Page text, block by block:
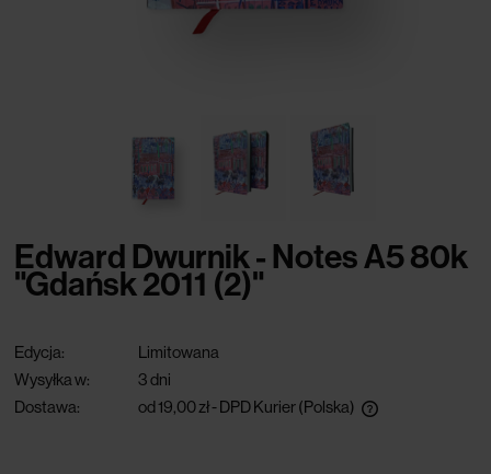
Edward Dwurnik - Notes A5 80k
"Gdańsk 2011 (2)"
Edycja:
Limitowana
Wysyłka w:
3 dni
Dostawa:
od 19,00 zł- DPD Kurier(Polska)